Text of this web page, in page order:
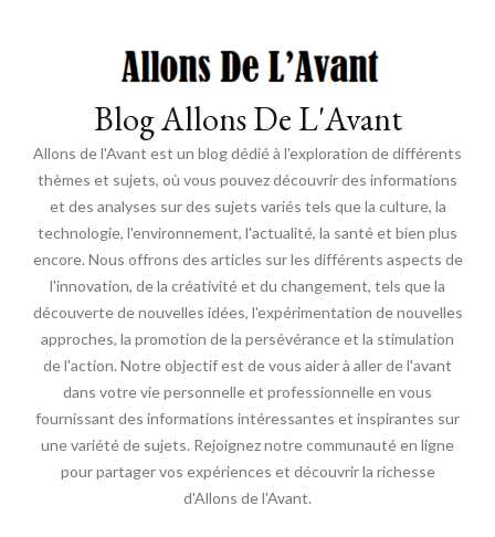
Blog Allons De L'Avant
Allons de l'Avant est un blog dédié à l'exploration de différents
thèmes et sujets, où vous pouvez découvrir des informations
et des analyses sur des sujets variés tels que la culture, la
technologie, l'environnement, l'actualité, la santé et bien plus
encore. Nous offrons des articles sur les différents aspects de
l'innovation, de la créativité et du changement, tels que la
découverte de nouvelles idées, l'expérimentation de nouvelles
approches, la promotion de la persévérance et la stimulation
de l'action. Notre objectif est de vous aider à aller de l'avant
dans votre vie personnelle et professionnelle en vous
fournissant des informations intéressantes et inspirantes sur
une variété de sujets. Rejoignez notre communauté en ligne
pour partager vos expériences et découvrir la richesse
d'Allons de l'Avant.